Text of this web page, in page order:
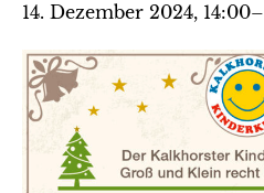
14. Dezember 2024, 14:00–